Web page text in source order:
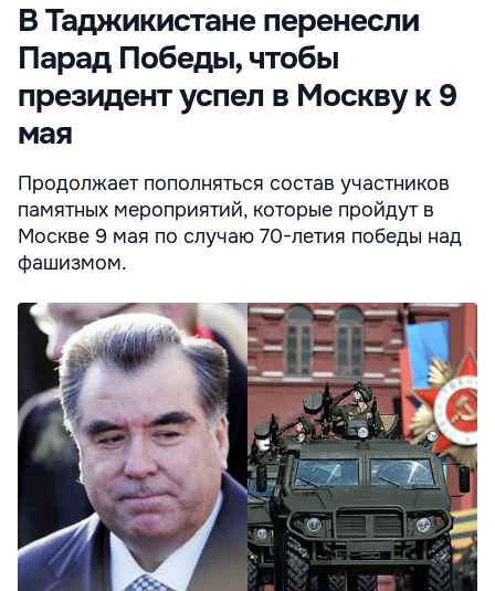
В Таджикистане перенесли
Парад Победы, чтобы
президент успел в Москву к 9
мая
Продолжает пополняться состав участников
памятных мероприятий, которые пройдут в
Москве 9 мая по случаю 70-летия победы над
фашизмом.